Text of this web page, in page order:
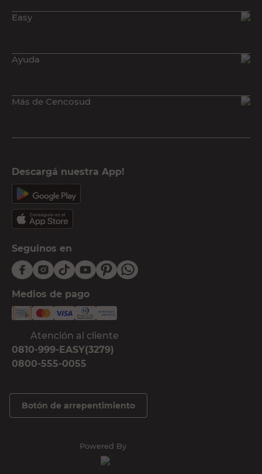
Easy
Ayuda
Más de Cencosud
Descargá nuestra App!
Seguinos en
Medios de pago
Atención al cliente
0810-999-EASY(3279)
0800-555-0055
Botón de arrepentimiento
Powered By